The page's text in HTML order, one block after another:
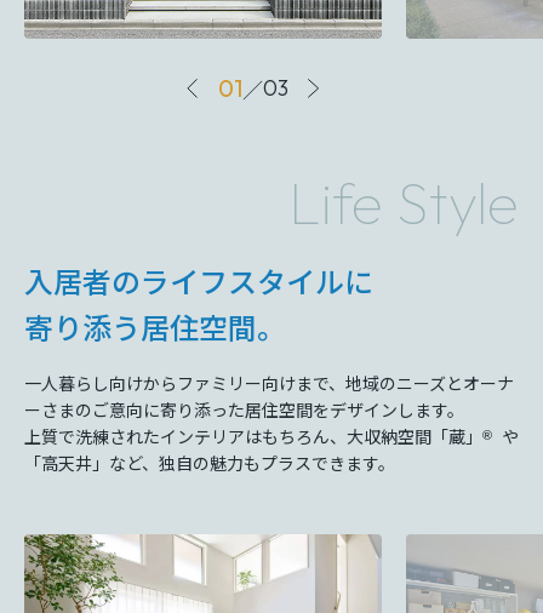
01／03
Life Style
入居者のライフスタイルに
寄り添う居住空間。
⼀⼈暮らし向けからファミリー向けまで、地域のニーズとオーナ
ーさまのご意向に寄り添った居住空間をデザインします。
上質で洗練されたインテリアはもちろん、⼤収納空間「蔵」
Ⓡ
や
「⾼天井」など、独⾃の魅⼒もプラスできます。